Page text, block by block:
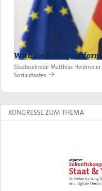
Wird die Sozialplattform
Staatssekretär Matthias
Sozialstaates
KONGRESSE ZUM THEMA